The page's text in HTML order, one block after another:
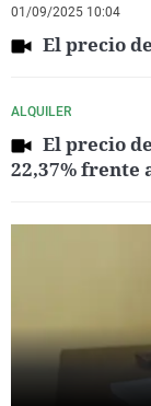
01/09/2025 10:04
El precio
ALQUILER
El precio
22,37% frente